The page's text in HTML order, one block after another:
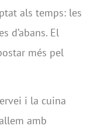
als temps: les
d’abans. El
més pel
i la cuina
amb